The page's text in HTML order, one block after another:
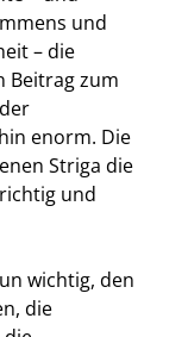
und
– die
Beitrag zum
enorm. Die
Striga die
und
wichtig, den
die